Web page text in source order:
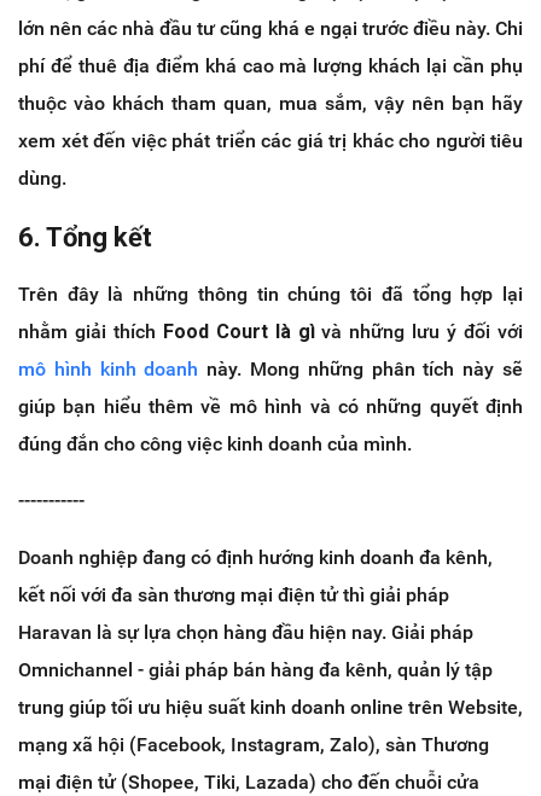
lớn nên các nhà đầu tư cũng khá e ngại trước điều này. Chi
phí để thuê địa điểm khá cao mà lượng khách lại cần phụ
thuộc vào khách tham quan, mua sắm, vậy nên bạn hãy
xem xét đến việc phát triển các giá trị khác cho người tiêu
dùng.
6. Tổng kết
Trên đây là những thông tin chúng tôi đã tổng hợp lại
nhằm giải thích Food Court là gìvà những lưu ý đối với
mô hình kinh doanh này. Mong những phân tích này sẽ
giúp bạn hiểu thêm về mô hình và có những quyết định
đúng đắn cho công việc kinh doanh của mình.
-----------
Doanh nghiệp đang có định hướng kinh doanh đa kênh,
kết nối với đa sàn thương mại điện tử thì giải pháp
Haravan là sự lựa chọn hàng đầu hiện nay. Giải pháp
Omnichannel - giải pháp bán hàng đa kênh, quản lý tập
trung giúp tối ưu hiệu suất kinh doanh online trên Website,
mạng xã hội (Facebook, Instagram, Zalo), sàn Thương
mại điện tử (Shopee, Tiki, Lazada) cho đến chuỗi cửa